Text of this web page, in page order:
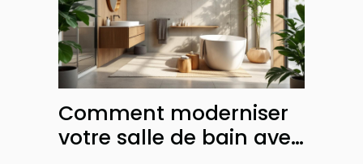
Comment moderniser
votre salle de bain avec